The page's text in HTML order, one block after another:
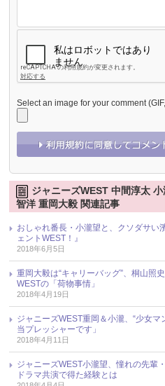
Select an image for your comment
ジャニーズWEST 中間淳太
智洋 重岡大毅 関連記事
おしゃれ番長・小瀧望と、クソダサい
ェントWEST！』
2018年6月5日
重岡大毅は“キャリーバッグ”、桐山照
WESTの「荷物事情」
2018年4月19日
ジャニーズWEST重岡＆小瀧、“少女
当プレッシャーです」
2018年4月11日
ジャニーズWEST小瀧望、憧れの先輩
ドラマ共演で得た経験とは